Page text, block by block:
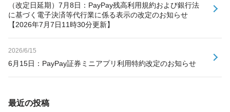
（改定日延期）7月8日：PayPay残高利用規約および銀行法
に基づく電子決済等代行業に係る表示の改定のお知らせ
【2026年7月7日11時30分更新】
2026/6/15
6月15日：PayPay証券ミニアプリ利用特約改定のお知らせ
最近の投稿